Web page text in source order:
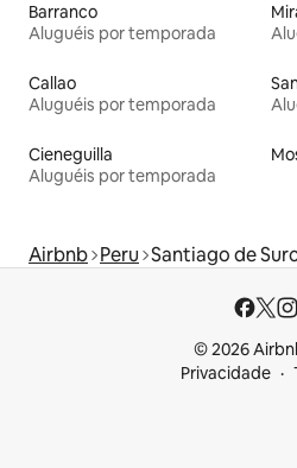
Barranco
Aluguéis por temporada
Callao
Aluguéis por temporada
Cieneguilla
Aluguéis por temporada
Airbnb Peru Santiago de
© 2026
Privacidade